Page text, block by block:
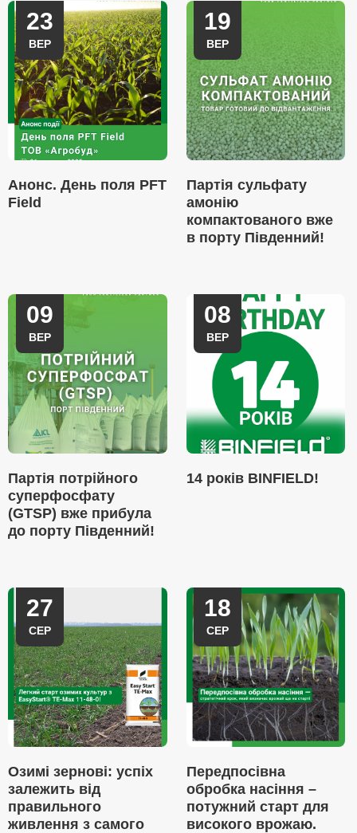
23
ВЕР
Анонс. День поля PFT
Field
19
ВЕР
Партія сульфату
амонію
компактованого вже
в порту Південний!
09
ВЕР
Партія потрійного
суперфосфату
(GTSP) вже прибула
до порту Південний!
08
ВЕР
14 років BINFIELD!
27
СЕР
Озимі зернові: успіх
залежить від
правильного
живлення з самого
18
СЕР
Передпосівна
обробка насіння –
потужний старт для
високого врожаю.